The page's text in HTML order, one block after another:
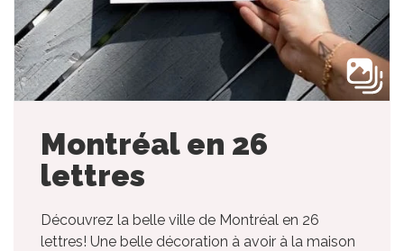
Montréal en 26
lettres
Découvrez la belle ville de Montréal en 26
lettres! Une belle décoration à avoir à la maison